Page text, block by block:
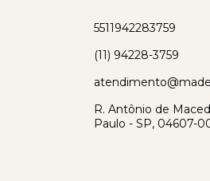
5511942283759
(11) 94228-3759
R. Antônio de
Paulo - SP, 04607-